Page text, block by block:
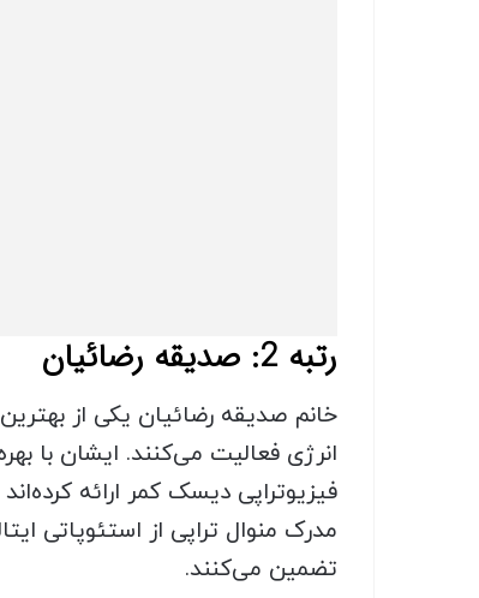
رتبه 2: صدیقه رضائیان
خانم صدیقه رضائیان یکی از
انرژی فعالیت می‌کنند. ایشان با
فیزیوتراپی دیسک کمر ارائه
مدرک منوال تراپی از استئوپاتی
تضمین می‌کنند.